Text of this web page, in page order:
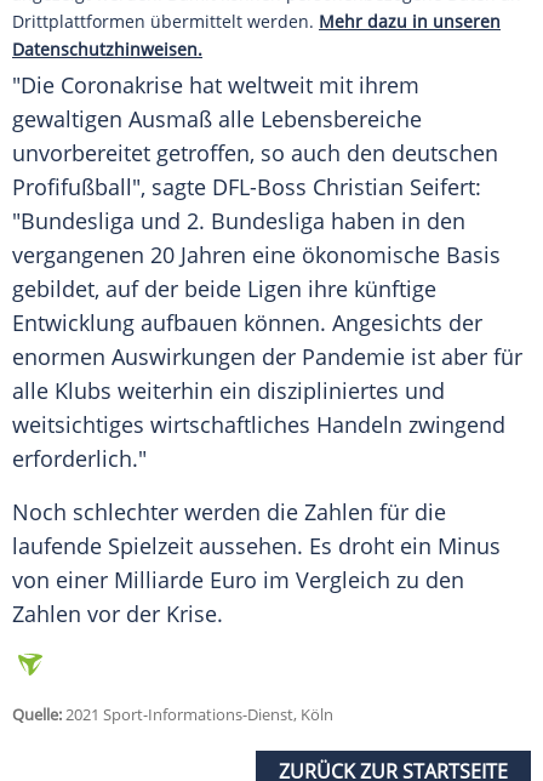
Drittplattformen übermittelt werden. Mehr dazu in unseren
Datenschutzhinweisen.
"Die Coronakrise hat weltweit mit ihrem
gewaltigen Ausmaß alle Lebensbereiche
unvorbereitet getroffen, so auch den deutschen
Profifußball", sagte DFL-Boss Christian Seifert:
"Bundesliga und 2. Bundesliga haben in den
vergangenen 20 Jahren eine ökonomische Basis
gebildet, auf der beide Ligen ihre künftige
Entwicklung aufbauen können. Angesichts der
enormen Auswirkungen der Pandemie ist aber für
alle Klubs weiterhin ein diszipliniertes und
weitsichtiges wirtschaftliches Handeln zwingend
erforderlich."
Noch schlechter werden die Zahlen für die
laufende Spielzeit aussehen. Es droht ein Minus
von einer Milliarde Euro im Vergleich zu den
Zahlen vor der Krise.
Quelle:2021 Sport-Informations-Dienst, Köln
ZURÜCK ZUR STARTSEITE